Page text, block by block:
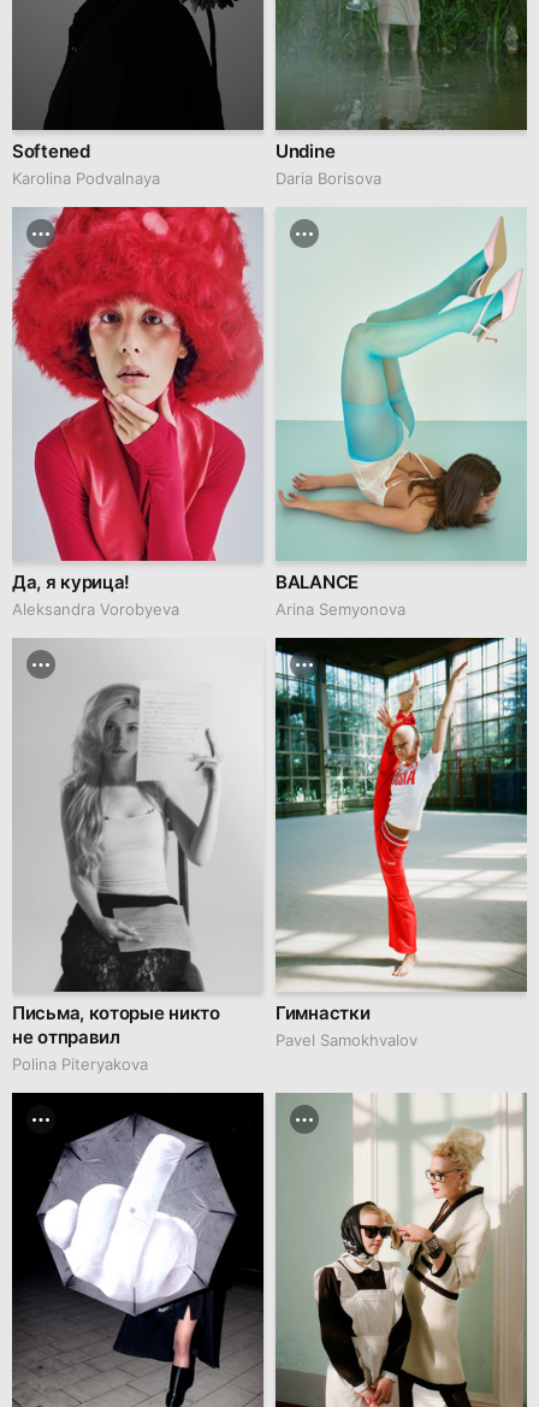
Softened
Karolina Podvalnaya
Undine
Daria Borisova
Да, я курица!
Aleksandra Vorobyeva
BALANCE
Arina Semyonova
Письма, которые никто
не отправил
Polina Piteryakova
Гимнастки
Pavel Samokhvalov